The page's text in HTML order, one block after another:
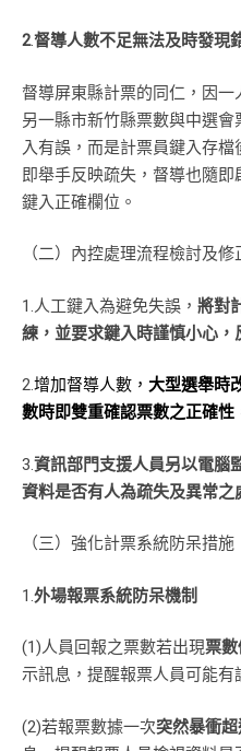
2.督導人數不足無法及時發現
督導屏東縣計票的同仁，因
另一縣市新竹縣票數與中選
入有誤，而是計票員鍵入存
即舉手反映疏失，督導也隨
鍵入正確欄位。
（二）內控處理流程檢討及修
1.人工鍵入為避免失誤， 將對
練，並要求鍵入時謹慎小心，
2.增加督導人數， 大型選舉時
數時即雙重確認票數之正確性
3. 資訊部門支援人員另以電腦
資料是否有人為疏失及異常之
（三）強化計票系統防呆措施
1. 外場報票系統防呆機制
(1)人員回報之票數若出現票
示訊息，提醒報票人員可能有
(2)若報票數據一次突然暴衝